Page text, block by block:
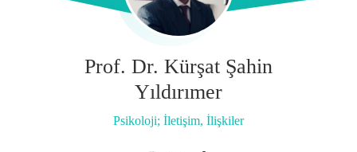
Prof. Dr. Kürşat Şahin
Yıldırımer
Psikoloji; İletişim, İlişkiler